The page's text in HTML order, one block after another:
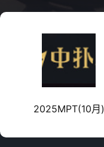
2025MPT(10月)